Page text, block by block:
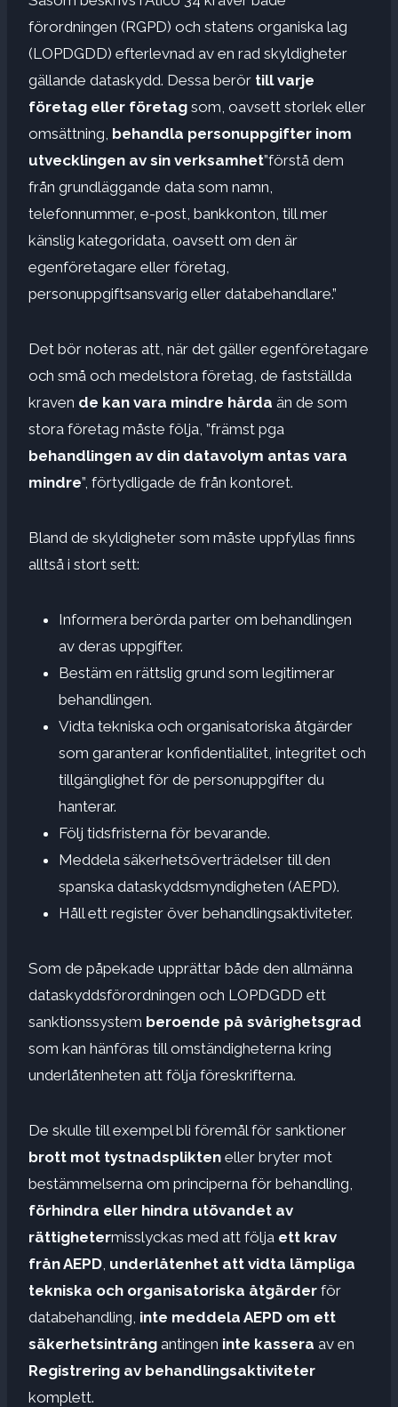
förordningen (RGPD) och statens organiska lag
(LOPDGDD) efterlevnad av en rad skyldigheter
gällande dataskydd. Dessa berör till varje
företag eller företag som, oavsett storlek eller
omsättning, behandla personuppgifter inom
utvecklingen av sin verksamhet”förstå dem
från grundläggande data som namn,
telefonnummer, e-post, bankkonton, till mer
känslig kategoridata, oavsett om den är
egenföretagare eller företag,
personuppgiftsansvarig eller databehandlare.”
Det bör noteras att, när det gäller egenföretagare
och små och medelstora företag, de fastställda
kraven de kan vara mindre hårda än de som
stora företag måste följa, ”främst pga
behandlingen av din datavolym antas vara
mindre”, förtydligade de från kontoret.
Bland de skyldigheter som måste uppfyllas finns
alltså i stort sett:
Informera berörda parter om behandlingen
av deras uppgifter.
Bestäm en rättslig grund som legitimerar
behandlingen.
Vidta tekniska och organisatoriska åtgärder
som garanterar konfidentialitet, integritet och
tillgänglighet för de personuppgifter du
hanterar.
Följ tidsfristerna för bevarande.
Meddela säkerhetsöverträdelser till den
spanska dataskyddsmyndigheten (AEPD).
Håll ett register över behandlingsaktiviteter.
Som de påpekade upprättar både den allmänna
dataskyddsförordningen och LOPDGDD ett
sanktionssystem beroende på svårighetsgrad
som kan hänföras till omständigheterna kring
underlåtenheten att följa föreskrifterna.
De skulle till exempel bli föremål för sanktioner
brott mot tystnadsplikten eller bryter mot
bestämmelserna om principerna för behandling,
förhindra eller hindra utövandet av
rättighetermisslyckas med att följa ett krav
från AEPD underlåtenhet att vidta lämpliga
tekniska och organisatoriska åtgärder för
databehandling, inte meddela AEPD om ett
säkerhetsintrång antingen inte kassera av en
Registrering av behandlingsaktiviteter
komplett.